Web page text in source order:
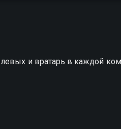
и вратарь в каждой